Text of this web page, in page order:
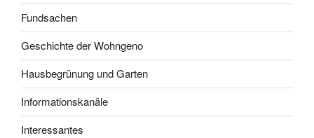
Fundsachen
Geschichte der Wohngeno
Hausbegrünung und Garten
Informationskanäle
Interessantes